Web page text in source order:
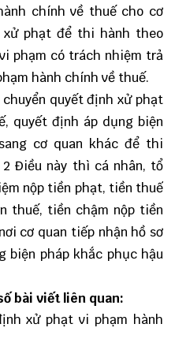
chính về thuế cho cơ
xử phạt để thi hành theo
phạm có trách nhiệm trả
hành chính về thuế.
quyết định xử phạt
quyết định áp dụng biện
cơ quan khác để thi
Điều này thì cá nhân, tổ
nộp tiền phạt, tiền thuế
thuế, tiền chậm nộp tiền
cơ quan tiếp nhận hồ sơ
biện pháp khắc phục hậu
bài viết liên quan:
xử phạt vi phạm hành